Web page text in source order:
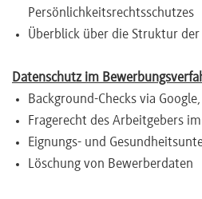
Persönlichkeitsrechtsschutzes
Überblick über die Struktur der
Datenschutz im
Background-Checks via
Fragerecht des Arbeitgebers
Eignungs- und
Löschung von Bewerberdaten